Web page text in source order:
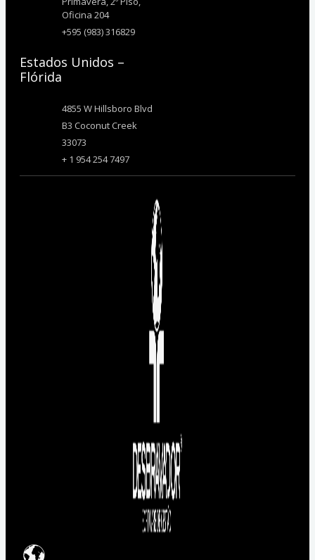
Oficina 204
+595 (983) 316829
Estados Unidos –
Flórida
4855 W Hillsboro Blvd
B3 Coconut Creek
33073
+ 1 954 254 7497